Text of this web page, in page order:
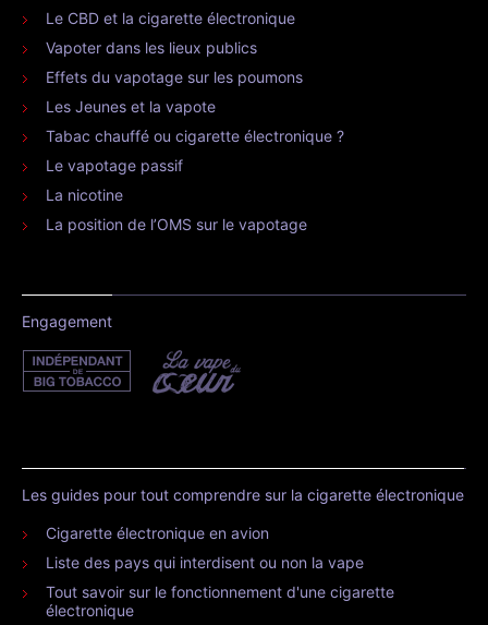
Le CBD et la cigarette électronique
Vapoter dans les lieux publics
Effets du vapotage sur les poumons
Les Jeunes et la vapote
Tabac chauffé ou cigarette électronique ?
Le vapotage passif
La nicotine
La position de l’OMS sur le vapotage
Engagement
Les guides pour tout comprendre sur la cigarette électronique
Cigarette électronique en avion
Liste des pays qui interdisent ou non la vape
Tout savoir sur le fonctionnement d'une cigarette
électronique